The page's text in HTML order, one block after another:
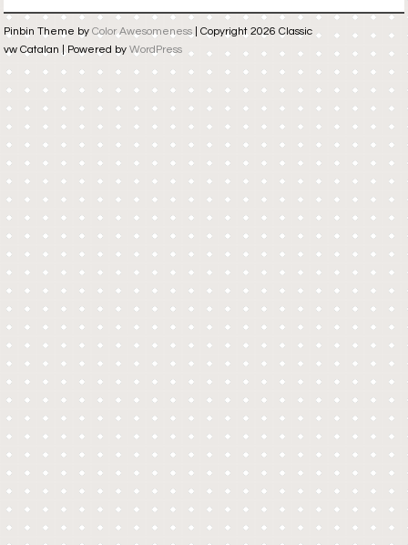
Pinbin Theme by Color Awesomeness| Copyright 2026 Classic
vw Catalan | Powered by WordPress